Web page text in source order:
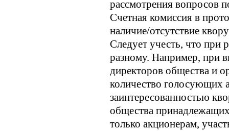
рассмотрения вопросов
Счетная комиссия в
наличие/отсутствие
Следует учесть, что при
разному. Например, при
директоров общества и
количество голосующих
заинтересованностью
общества
только акционерам,